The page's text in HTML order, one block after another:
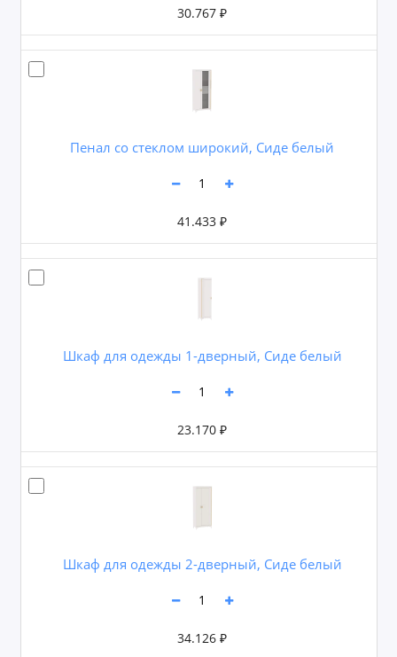
30.767 ₽
Пенал со стеклом широкий, Сиде белый
41.433 ₽
Шкаф для одежды 1-дверный, Сиде белый
23.170 ₽
Шкаф для одежды 2-дверный, Сиде белый
34.126 ₽